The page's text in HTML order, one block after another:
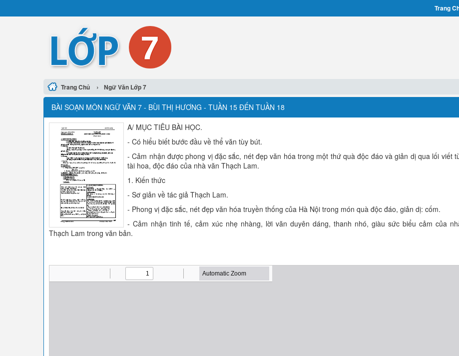
Trang
Trang Chủ › Ngữ Văn Lớp 7
BÀI SOẠN MÔN NGỮ VĂN 7 - BÙI THỊ HƯƠNG - TUẦN 15 ĐẾN TUẦN 18
A/ MỤC TIÊU BÀI HỌC.
- Có hiểu biết bước đầu về thể văn tùy bút.
- Cảm nhận được phong vị đặc sắc, nét đẹp văn hóa trong một thứ quà độc đáo và giản dị qua lối viết
tài hoa, độc đáo của nhà văn Thạch Lam.
1. Kiến thức
- Sơ giản về tác giả Thạch Lam.
- Phong vị đặc sắc, nét đẹp văn hóa truyền thống của Hà Nội trong món quà độc đáo, giản dị: cốm.
- Cảm nhận tinh tế, cảm xúc nhẹ nhàng, lời văn duyên dáng, thanh nhó, giàu sức biểu cảm của
Thạch Lam trong văn bản.